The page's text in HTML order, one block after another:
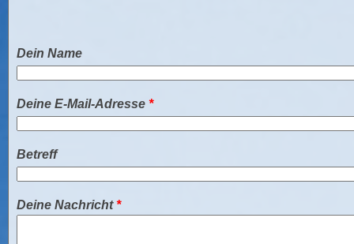
Dein Name
Deine E-Mail-Adresse *
Betreff
Deine Nachricht*